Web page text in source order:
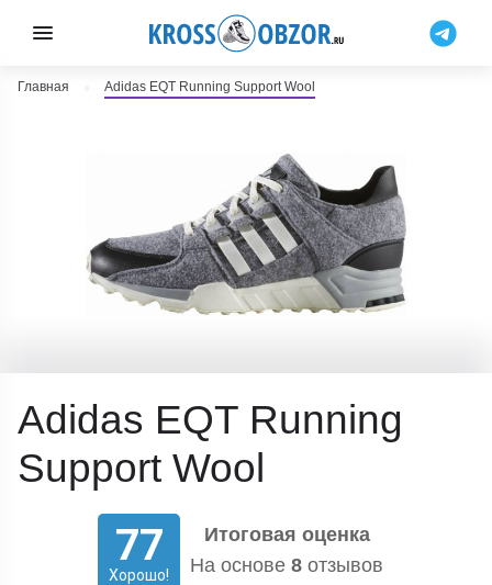
Главная Adidas EQT Running Support Wool
Adidas EQT Running
Support Wool
77
Хорошо!
Итоговая оценка
На основе 8 отзывов